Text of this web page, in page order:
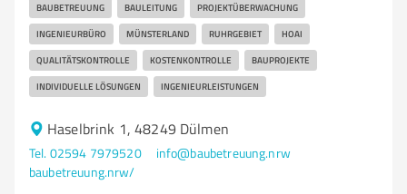
BAUBETREUUNG BAULEITUNG PROJEKTÜBERWACHUNG
INGENIEURBÜRO MÜNSTERLAND RUHRGEBIET HOAI
QUALITÄTSKONTROLLE KOSTENKONTROLLE BAUPROJEKTE
INDIVIDUELLE LÖSUNGEN INGENIEURLEISTUNGEN
Haselbrink 1, 48249 Dülmen
Tel. 02594 7979520
info@baubetreuung.nrw
baubetreuung.nrw/